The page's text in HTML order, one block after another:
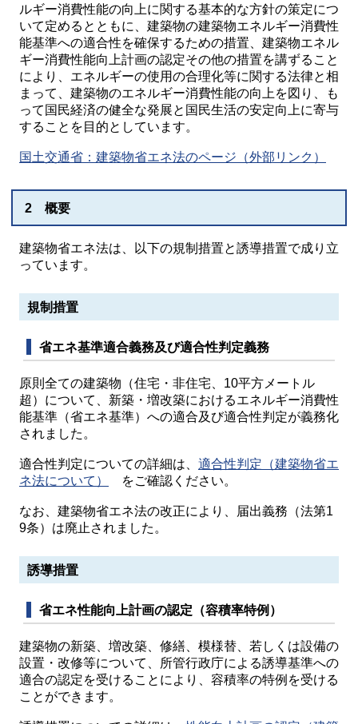
ルギー消費性能の向上に関する基本的な方針の策定につ
いて定めるとともに、建築物の建築物エネルギー消費性
能基準への適合性を確保するための措置、建築物エネル
ギー消費性能向上計画の認定その他の措置を講ずること
により、エネルギーの使用の合理化等に関する法律と相
まって、建築物のエネルギー消費性能の向上を図り、も
って国民経済の健全な発展と国民生活の安定向上に寄与
することを目的としています。
国土交通省：建築物省エネ法のページ（外部リンク）
2 概要
建築物省エネ法は、以下の規制措置と誘導措置で成り立
っています。
規制措置
省エネ基準適合義務及び適合性判定義務
原則全ての建築物（住宅・非住宅、10平方メートル
超）について、新築・増改築におけるエネルギー消費性
能基準（省エネ基準）への適合及び適合性判定が義務化
されました。
適合性判定についての詳細は、 適合性判定（建築物省エ
ネ法について）
をご確認ください。
なお、建築物省エネ法の改正により、届出義務（法第1
9条）は廃止されました。
誘導措置
省エネ性能向上計画の認定（容積率特例）
建築物の新築、増改築、修繕、模様替、若しくは設備の
設置・改修等について、所管行政庁による誘導基準への
適合の認定を受けることにより、容積率の特例を受ける
ことができます。